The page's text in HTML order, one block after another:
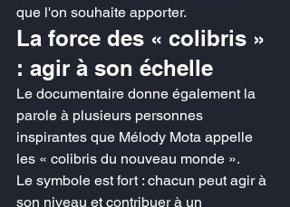
que l'on souhaite apporter.
La force des « colibris »
: agir à son échelle
Le documentaire donne également la
parole à plusieurs personnes
inspirantes que Mélody Mota appelle
les « colibris du nouveau monde ».
Le symbole est fort : chacun peut agir à
son niveau et contribuer à un